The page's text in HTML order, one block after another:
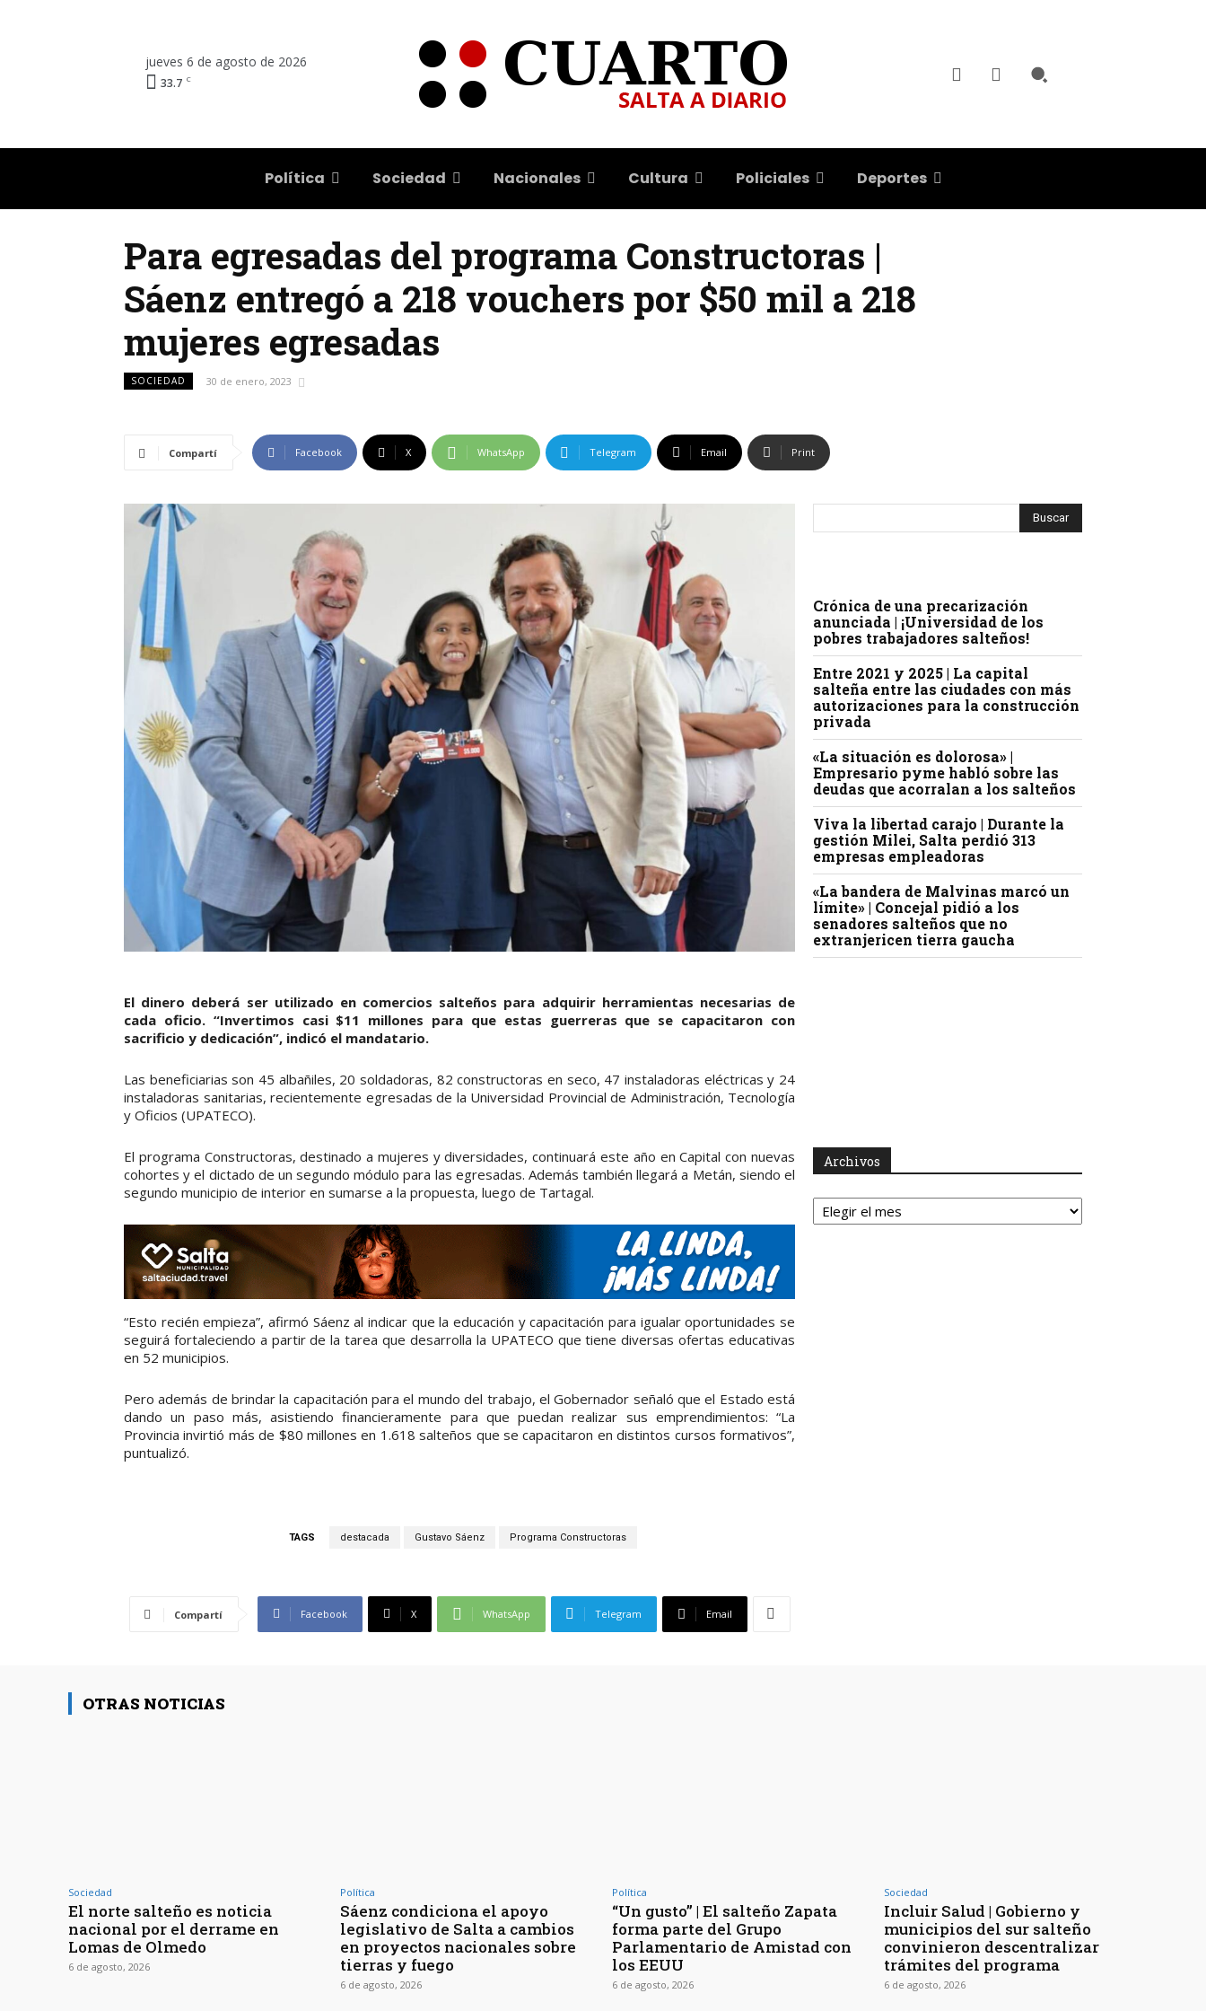
jueves 6 de agosto de 2026
33.7 C
Política Sociedad Nacionales Cultura Policiales Deportes
Para egresadas del programa Constructoras |
Sáenz entregó a 218 vouchers por $50 mil a 218
mujeres egresadas
SOCIEDAD 30 de enero, 2023
Compartí Facebook X WhatsApp Telegram Email Print
El dinero deberá ser utilizado en comercios salteños para adquirir herramientas necesarias de
cada oficio. “Invertimos casi $11 millones para que estas guerreras que se capacitaron con
sacrificio y dedicación”, indicó el mandatario.
Las beneficiarias son 45 albañiles, 20 soldadoras, 82 constructoras en seco, 47 instaladoras eléctricas y 24
instaladoras sanitarias, recientemente egresadas de la Universidad Provincial de Administración, Tecnología
y Oficios (UPATECO).
El programa Constructoras, destinado a mujeres y diversidades, continuará este año en Capital con nuevas
cohortes y el dictado de un segundo módulo para las egresadas. Además también llegará a Metán, siendo el
segundo municipio de interior en sumarse a la propuesta, luego de Tartagal.
“Esto recién empieza”, afirmó Sáenz al indicar que la educación y capacitación para igualar oportunidades se
seguirá fortaleciendo a partir de la tarea que desarrolla la UPATECO que tiene diversas ofertas educativas
en 52 municipios.
Pero además de brindar la capacitación para el mundo del trabajo, el Gobernador señaló que el Estado está
dando un paso más, asistiendo financieramente para que puedan realizar sus emprendimientos: “La
Provincia invirtió más de $80 millones en 1.618 salteños que se capacitaron en distintos cursos formativos”,
puntualizó.
TAGS destacada Gustavo Sáenz Programa Constructoras
Compartí Facebook X WhatsApp Telegram Email
Crónica de una precarización
anunciada | ¡Universidad de los
pobres trabajadores salteños!
Entre 2021 y 2025 | La capital
salteña entre las ciudades con más
autorizaciones para la construcción
privada
«La situación es dolorosa» |
Empresario pyme habló sobre las
deudas que acorralan a los salteños
Viva la libertad carajo | Durante la
gestión Milei, Salta perdió 313
empresas empleadoras
«La bandera de Malvinas marcó un
límite» | Concejal pidió a los
senadores salteños que no
extranjericen tierra gaucha
Archivos
Archivos
OTRAS NOTICIAS
Sociedad
El norte salteño es noticia
nacional por el derrame en
Lomas de Olmedo
6 de agosto, 2026
Política
Sáenz condiciona el apoyo
legislativo de Salta a cambios
en proyectos nacionales sobre
tierras y fuego
6 de agosto, 2026
Política
“Un gusto” | El salteño Zapata
forma parte del Grupo
Parlamentario de Amistad con
los EEUU
6 de agosto, 2026
Sociedad
Incluir Salud | Gobierno y
municipios del sur salteño
convinieron descentralizar
trámites del programa
6 de agosto, 2026